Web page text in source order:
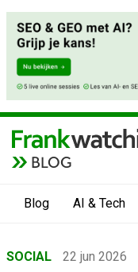
BLOG
Blog AI & Tech
›
SOCIAL 22 jun 2026